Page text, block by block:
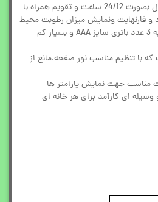
چندمنظوره نمایش ساعت دیجیتال بصورت 24/12 ساعت و تقویم همراه با
سانتیگراد و فارنهایت ونمایش میزان رطوبت محیط
قابلیت ست کردن آلارم.منبع تغذیه 3 عدد باتری سایز AAA و بسیار کم
با تنظیم مناسب نور صفحه،مانع از
مناسب جهت نمایش پارامتر ها
ای کارآمد برای هر خانه ای